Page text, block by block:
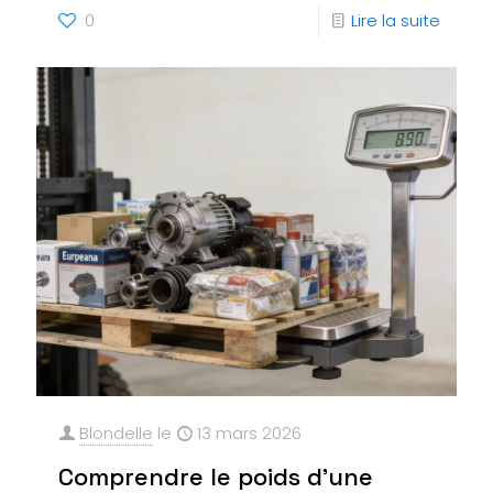
0 Lire la suite
Blondelle le 13 mars 2026
Comprendre le poids d’une